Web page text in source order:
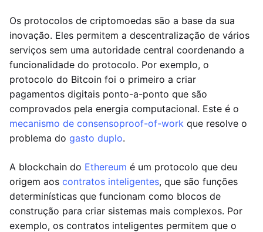
Os protocolos de criptomoedas são a base da sua
inovação. Eles permitem a descentralização de vários
serviços sem uma autoridade central coordenando a
funcionalidade do protocolo. Por exemplo, o
protocolo do Bitcoin foi o primeiro a criar
pagamentos digitais ponto-a-ponto que são
comprovados pela energia computacional. Este é o
mecanismo de consensoproof-of-work que resolve o
problema do gasto duplo.
A blockchain do Ethereum é um protocolo que deu
origem aos contratos inteligentes, que são funções
determinísticas que funcionam como blocos de
construção para criar sistemas mais complexos. Por
exemplo, os contratos inteligentes permitem que o